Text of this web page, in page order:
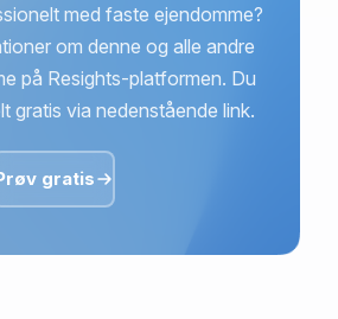
med faste ejendomme?
om denne og alle andre
på Resights-platformen. Du
gratis via nedenstående link.
gratis